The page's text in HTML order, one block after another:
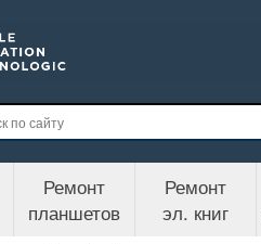
Ремонт
планшетов
Ремонт
эл. книг